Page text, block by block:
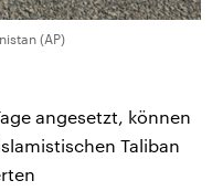
(AP)
angesetzt, können
Taliban